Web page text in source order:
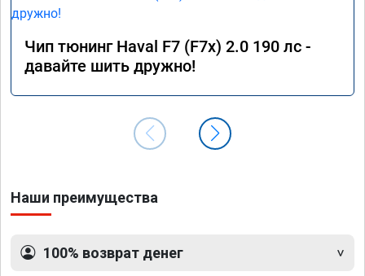
Чип тюнинг Haval F7 (F7x) 2.0 190 лс -
давайте шить дружно!
Наши преимущества
100% возврат денег